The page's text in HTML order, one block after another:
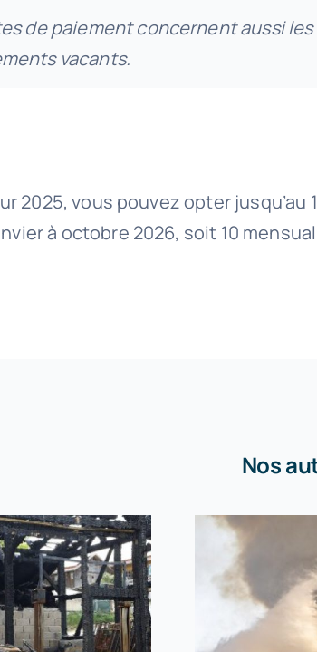
de paiement concernent aussi
vacants.
2025, vous pouvez opter
à octobre 2026, soit 10
Nos